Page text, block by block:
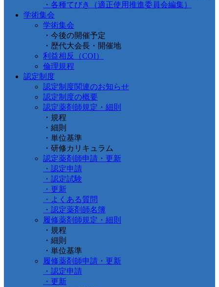
・各種てびき（適正使用推進委員会編集）
学術集会
学術集会
・今後の開催予定
・歴代大会長・開催地
利益相反（COI）
倫理規程
認定制度
認定制度関連のお知らせ
認定制度の概要
認定薬剤師規定・細則
・規程
・細則
・単位基準
・研修カリキュラム
認定薬剤師申請・更新
・認定申請
・認定試験
・更新
・よくある質問
・認定薬剤師名簿
履修薬剤師規定・細則
・規程
・細則
・単位基準
履修薬剤師申請・更新
・認定申請
・更新